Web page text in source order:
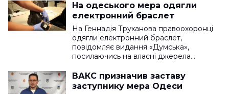
На одеського мера одягли
електронний браслет
На Геннадія Труханова правоохоронці
одягли електронний браслет,
повідомляє видання «Думська»,
посилаючись на власні джерела…
ВАКС призначив заставу
заступнику мера Одеси